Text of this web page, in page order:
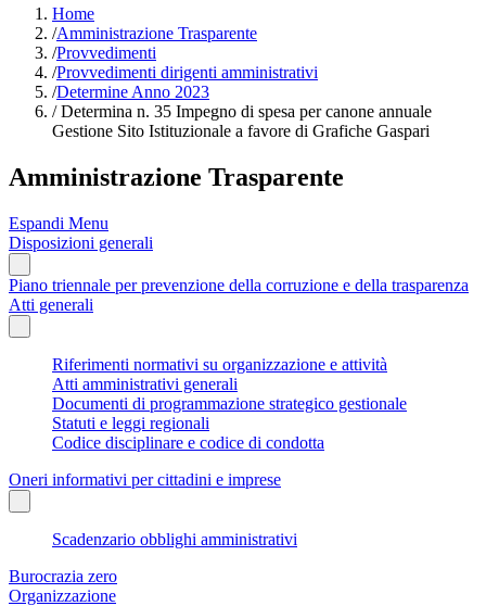
Home
/Amministrazione Trasparente
/Provvedimenti
/Provvedimenti dirigenti amministrativi
/Determine Anno 2023
/Determina n. 35 Impegno di spesa per canone annuale
Gestione Sito Istituzionale a favore di Grafiche Gaspari
Amministrazione Trasparente
Espandi Menu
Disposizioni generali
Piano triennale per prevenzione della corruzione e della trasparenza
Atti generali
Riferimenti normativi su organizzazione e attività
Atti amministrativi generali
Documenti di programmazione strategico gestionale
Statuti e leggi regionali
Codice disciplinare e codice di condotta
Oneri informativi per cittadini e imprese
Scadenzario obblighi amministrativi
Burocrazia zero
Organizzazione